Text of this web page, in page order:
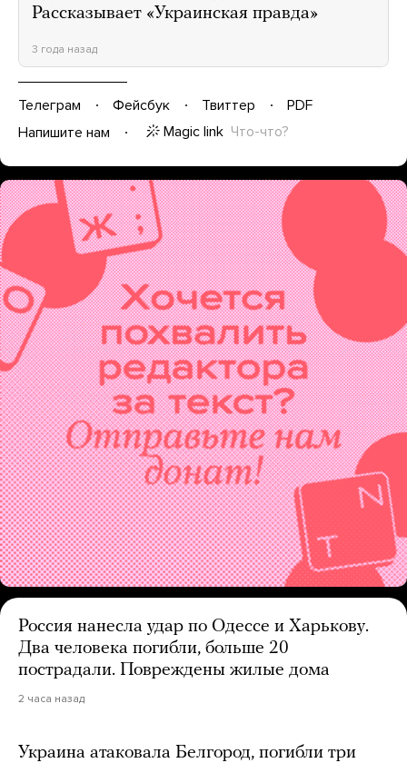
Рассказывает «Украинская правда»
3 года назад
Телеграм Фейсбук Твиттер
PDF
Напишите нам
Magic link Что-что?
Россия нанесла удар по Одессе и Харькову.
Два человека погибли, больше 20
пострадали. Повреждены жилые дома
2 часа назад
Украина атаковала Белгород, погибли три